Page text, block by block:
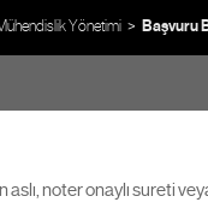
Yönetimi Başvuru
noter onaylı sureti